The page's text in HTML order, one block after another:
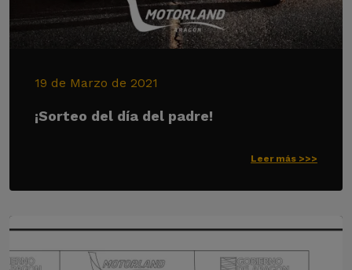
19 de Marzo de 2021
¡Sorteo del día del padre!
Leer más >>>